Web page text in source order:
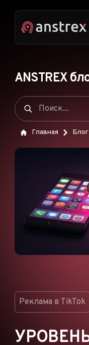
ANSTREX
Главная Блог
Реклама в TikTok